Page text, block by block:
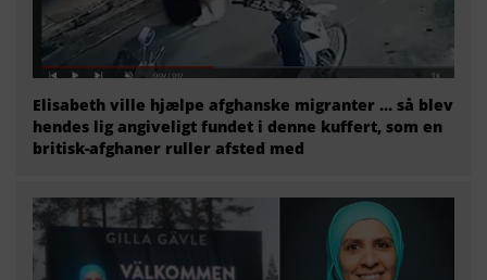
Elisabeth ville hjælpe afghanske migranter … så blev
hendes lig angiveligt fundet i denne kuffert, som en
britisk-afghaner ruller afsted med